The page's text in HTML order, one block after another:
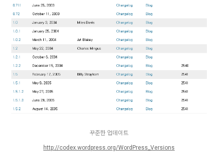
꾸준한 업데이트
http://codex.wordpress.org/WordPress_Versions